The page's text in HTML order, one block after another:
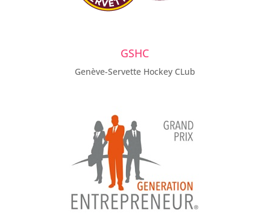
GSHC
Genève-Servette Hockey CLub